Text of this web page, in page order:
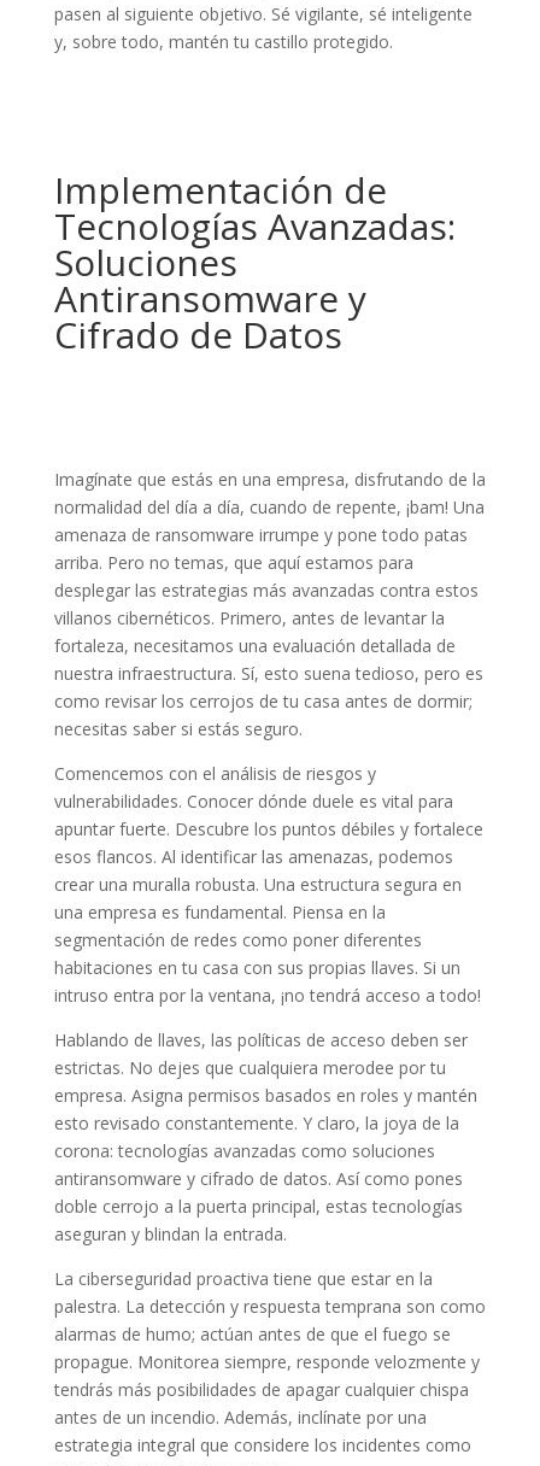
pasen al siguiente objetivo. Sé vigilante, sé inteligente
y, sobre todo, mantén tu castillo protegido.
Implementación de
Tecnologías Avanzadas:
Soluciones
Antiransomware y
Cifrado de Datos
Imagínate que estás en una empresa, disfrutando de la
normalidad del día a día, cuando de repente, ¡bam! Una
amenaza de ransomware irrumpe y pone todo patas
arriba. Pero no temas, que aquí estamos para
desplegar las estrategias más avanzadas contra estos
villanos cibernéticos. Primero, antes de levantar la
fortaleza, necesitamos una evaluación detallada de
nuestra infraestructura. Sí, esto suena tedioso, pero es
como revisar los cerrojos de tu casa antes de dormir;
necesitas saber si estás seguro.
Comencemos con el análisis de riesgos y
vulnerabilidades. Conocer dónde duele es vital para
apuntar fuerte. Descubre los puntos débiles y fortalece
esos flancos. Al identificar las amenazas, podemos
crear una muralla robusta. Una estructura segura en
una empresa es fundamental. Piensa en la
segmentación de redes como poner diferentes
habitaciones en tu casa con sus propias llaves. Si un
intruso entra por la ventana, ¡no tendrá acceso a todo!
Hablando de llaves, las políticas de acceso deben ser
estrictas. No dejes que cualquiera merodee por tu
empresa. Asigna permisos basados en roles y mantén
esto revisado constantemente. Y claro, la joya de la
corona: tecnologías avanzadas como soluciones
antiransomware y cifrado de datos. Así como pones
doble cerrojo a la puerta principal, estas tecnologías
aseguran y blindan la entrada.
La ciberseguridad proactiva tiene que estar en la
palestra. La detección y respuesta temprana son como
alarmas de humo; actúan antes de que el fuego se
propague. Monitorea siempre, responde velozmente y
tendrás más posibilidades de apagar cualquier chispa
antes de un incendio. Además, inclínate por una
estrategia integral que considere los incidentes como